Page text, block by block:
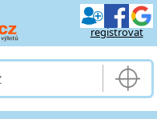
registrovat